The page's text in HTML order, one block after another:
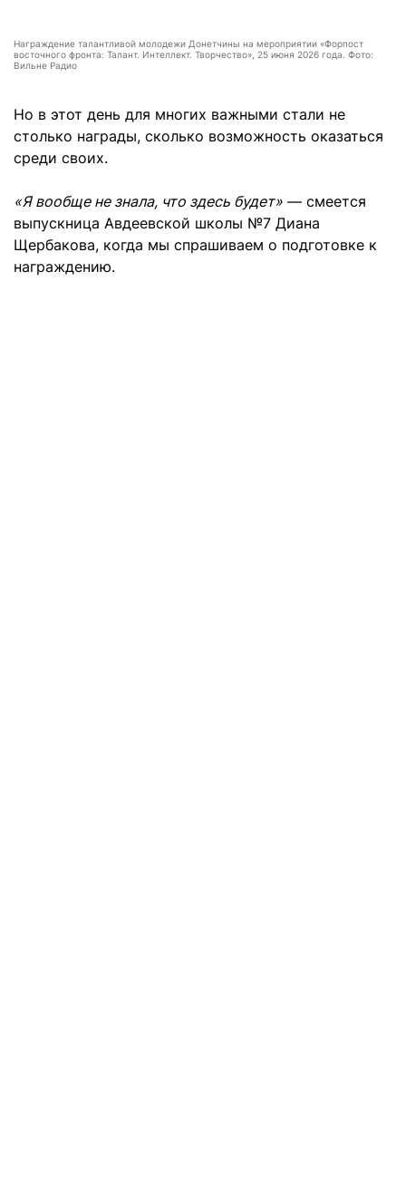
Награждение талантливой молодежи Донетчины на мероприятии «Форпост
восточного фронта: Талант. Интеллект. Творчество», 25 июня 2026 года. Фото:
Вильне Радио
Но в этот день для многих важными стали не
столько награды, сколько возможность оказаться
среди своих.
«Я вообще не знала, что здесь будет» — смеется
выпускница Авдеевской школы №7 Диана
Щербакова, когда мы спрашиваем о подготовке к
награждению.